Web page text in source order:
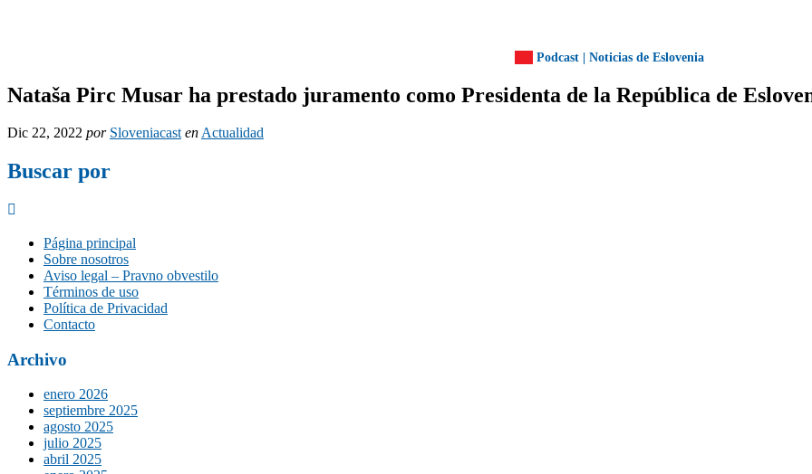
Podcast | Noticias de Eslovenia
Nataša Pirc Musar ha prestado juramento como Presidenta de la República de
Dic 22, 2022 por Sloveniacast enActualidad
Buscar por
Página principal
Sobre nosotros
Aviso legal – Pravno obvestilo
Términos de uso
Política de Privacidad
Contacto
Archivo
enero 2026
septiembre 2025
agosto 2025
julio 2025
abril 2025